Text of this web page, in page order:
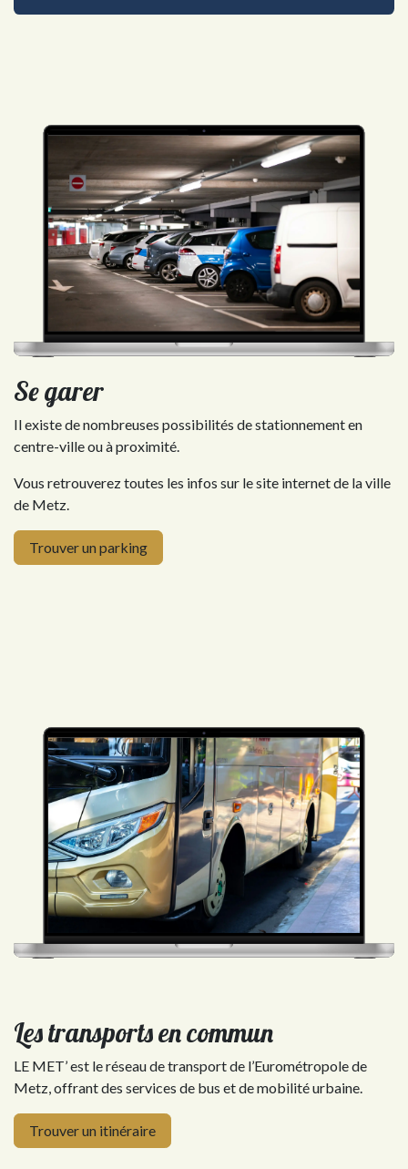
Se garer
Il existe de nombreuses possibilités de stationnement en
centre-ville ou à proximité.
Vous retrouverez toutes les infos sur le site internet de la ville
de Metz.
Trouver un parking
Les transports en commun
LE MET’ est le réseau de transport de l’Eurométropole de
Metz, offrant des services de bus et de mobilité urbaine.
Trouver un itinéraire